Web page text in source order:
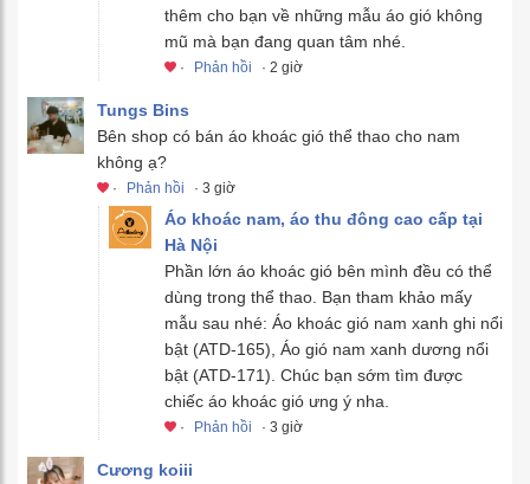
thêm cho bạn về những mẫu áo gió không
mũ mà bạn đang quan tâm nhé.
· Phản hồi · 2 giờ
Tungs Bins
Bên shop có bán áo khoác gió thể thao cho nam
không ạ?
· Phản hồi · 3 giờ
Áo khoác nam, áo thu đông cao cấp tại
Hà Nội
Phần lớn áo khoác gió bên mình đều có thể
dùng trong thể thao. Bạn tham khảo mấy
mẫu sau nhé: Áo khoác gió nam xanh ghi nổi
bật (ATD-165), Áo gió nam xanh dương nổi
bật (ATD-171). Chúc bạn sớm tìm được
chiếc áo khoác gió ưng ý nha.
· Phản hồi · 3 giờ
Cương koiii